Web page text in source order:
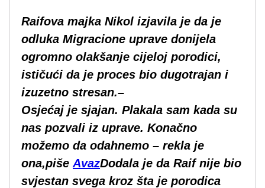
Raifova majka Nikol izjavila je da je
odluka Migracione uprave donijela
ogromno olakšanje cijeloj porodici,
ističući da je proces bio dugotrajan i
izuzetno stresan.–
Osjećaj je sjajan. Plakala sam kada su
nas pozvali iz uprave. Konačno
možemo da odahnemo – rekla je
ona,piše AvazDodala je da Raif nije bio
svjestan svega kroz šta je porodica